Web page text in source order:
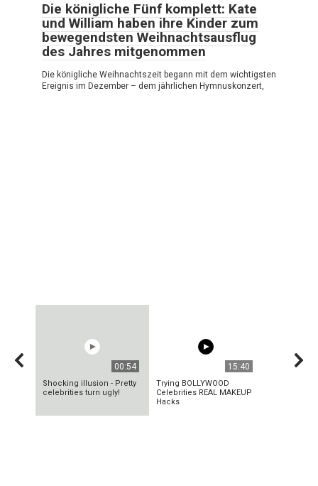
Die königliche Fünf komplett: Kate
und William haben ihre Kinder zum
bewegendsten Weihnachtsausflug
des Jahres mitgenommen
Die königliche Weihnachtszeit begann mit dem wichtigsten
Ereignis im Dezember – dem jährlichen Hymnuskonzert,
00:54
Shocking illusion - Pretty
celebrities turn ugly!
15:40
Trying BOLLYWOOD
Celebrities REAL MAKEUP
Hacks